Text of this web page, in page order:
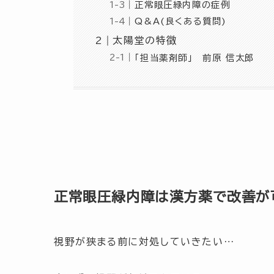
正常眼圧緑内障の症例
Q&A(良くある質問)
太陽堂の特徴
「担当薬剤師」 前原 信太郎
正常眼圧緑内障は漢方薬で改善が
視野が狭まる前に対処していきたい…